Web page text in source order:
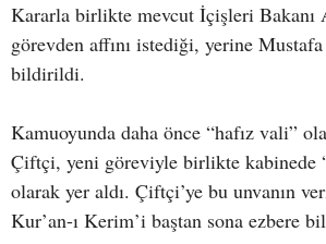
Kararla birlikte mevcut İçişleri Bakanı
görevden affını istediği, yerine
bildirildi.
Kamuoyunda daha önce “hafız vali”
Çiftçi, yeni göreviyle birlikte kabinede
olarak yer aldı. Çiftçi’ye bu unvanın
Kur’an-ı Kerim’i baştan sona ezbere